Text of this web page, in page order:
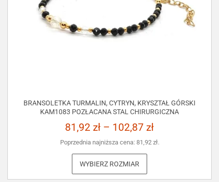
BRANSOLETKA TURMALIN, CYTRYN, KRYSZTAŁ GÓRSKI
KAM1083 POZŁACANA STAL CHIRURGICZNA
81,92 zł – 102,87 zł
Poprzednia najniższa cena: 81,92 zł.
WYBIERZ ROZMIAR